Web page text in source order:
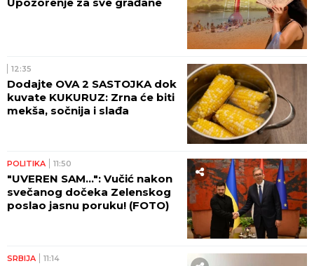
12:35
Dodajte OVA 2 SASTOJKA dok
kuvate KUKURUZ: Zrna će biti
mekša, sočnija i slađa
POLITIKA 11:50
"UVEREN SAM...": Vučić nakon
svečanog dočeka Zelenskog
poslao jasnu poruku! (FOTO)
SRBIJA 11:14